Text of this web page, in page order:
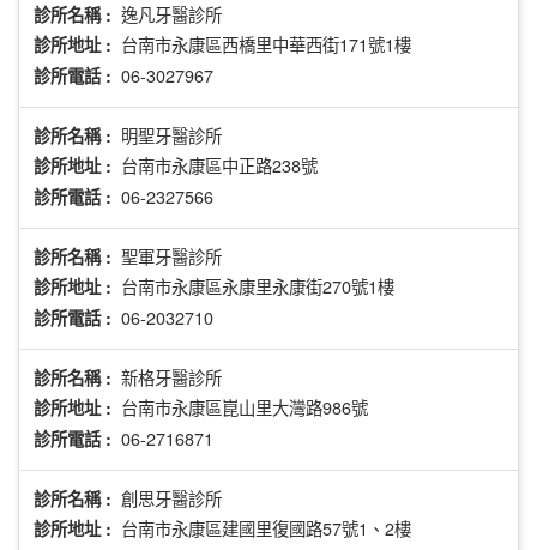
診所名稱 : 逸凡牙醫診所
診所地址 : 台南市永康區西橋里中華西街171號1樓
診所電話 : 06-3027967
診所名稱 : 明聖牙醫診所
診所地址 : 台南市永康區中正路238號
診所電話 : 06-2327566
診所名稱 : 聖軍牙醫診所
診所地址 : 台南市永康區永康里永康街270號1樓
診所電話 : 06-2032710
診所名稱 : 新格牙醫診所
診所地址 : 台南市永康區崑山里大灣路986號
診所電話 : 06-2716871
診所名稱 : 創思牙醫診所
診所地址 : 台南市永康區建國里復國路57號1、2樓